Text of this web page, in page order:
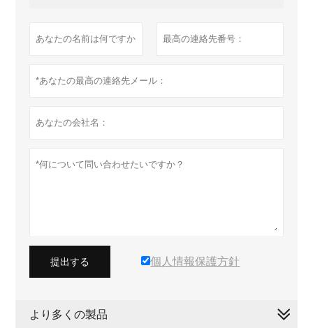
提出する 個人情報保護方針
より多くの製品